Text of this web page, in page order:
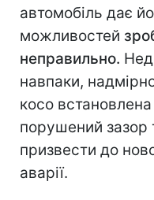
автомобіль дає
можливостей
неправильно.
навпаки,
косо
порушений
призвести до
аварії.